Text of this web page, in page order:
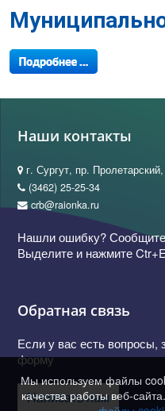
Наши контакты
г. Сургут, пр.
(3462) 25-25-34
crb@raionka.ru
Нашли ошибку?
Выделите и нажмите
Обратная связь
Если у вас есть вопросы,
форму
Написать нам
Мы используем файлы
качества работы веб-сайта.